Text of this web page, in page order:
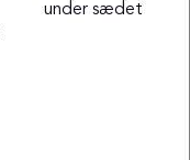
under sædet